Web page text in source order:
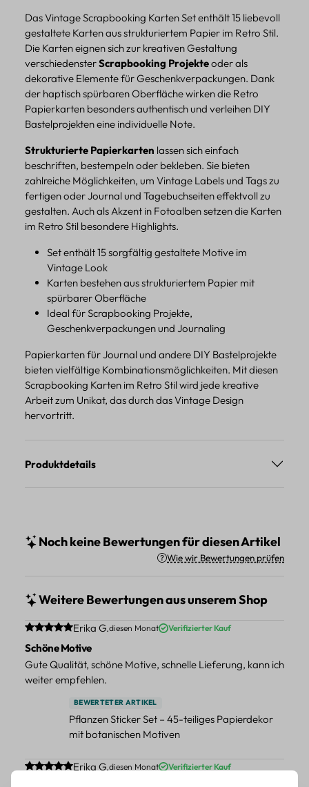
Das Vintage Scrapbooking Karten Set enthält 15 liebevoll
gestaltete Karten aus strukturiertem Papier im Retro Stil.
Die Karten eignen sich zur kreativen Gestaltung
verschiedensterScrapbooking Projekteoder als
dekorative Elemente für Geschenkverpackungen. Dank
der haptisch spürbaren Oberfläche wirken die Retro
Papierkarten besonders authentisch und verleihen DIY
Bastelprojekten eine individuelle Note.
Strukturierte Papierkarten lassen sich einfach
beschriften, bestempeln oder bekleben. Sie bieten
zahlreiche Möglichkeiten, um Vintage Labels und Tags zu
fertigen oder Journal und Tagebuchseiten effektvoll zu
gestalten. Auch als Akzent in Fotoalben setzen die Karten
im Retro Stil besondere Highlights.
Set enthält 15 sorgfältig gestaltete Motive im
Vintage Look
Karten bestehen aus strukturiertem Papier mit
spürbarer Oberfläche
Ideal für Scrapbooking Projekte,
Geschenkverpackungen und Journaling
Papierkarten für Journal und andere DIY Bastelprojekte
bieten vielfältige Kombinationsmöglichkeiten. Mit diesen
Scrapbooking Karten im Retro Stil wird jede kreative
Arbeit zum Unikat, das durch das Vintage Design
hervortritt.
Produktdetails
Noch keine Bewertungen für diesen Artikel
Wie wir Bewertungen prüfen
Weitere Bewertungen aus unserem Shop
Durchschnittliche Bewertung von 5 von 5 Sternen
Erika G.diesen Monat Verifizierter Kauf
Schöne Motive
Gute Qualität, schöne Motive, schnelle Lieferung, kann ich
weiter empfehlen.
BEWERTETER ARTIKEL
Pflanzen Sticker Set – 45-teiliges Papierdekor
mit botanischen Motiven
Durchschnittliche Bewertung von 5 von 5 Sternen
Erika G.diesen Monat Verifizierter Kauf